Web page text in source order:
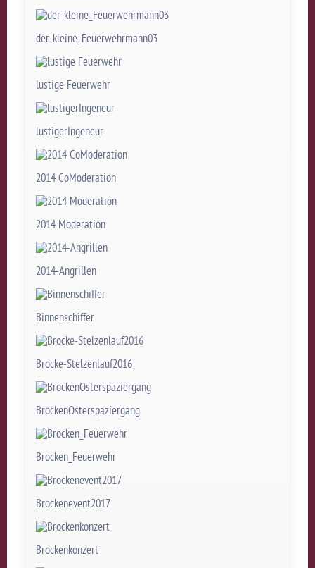
der-kleine_Feuerwehrmann03
lustige Feuerwehr
lustigerIngeneur
2014 CoModeration
2014 Moderation
2014-Angrillen
Binnenschiffer
Brocke-Stelzenlauf2016
BrockenOsterspaziergang
Brocken_Feuerwehr
Brockenevent2017
Brockenkonzert